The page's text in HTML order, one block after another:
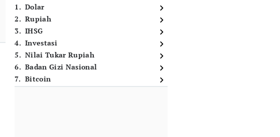
1. Dolar
2. Rupiah
3. IHSG
4. Investasi
5. Nilai Tukar Rupiah
6. Badan Gizi Nasional
7. Bitcoin